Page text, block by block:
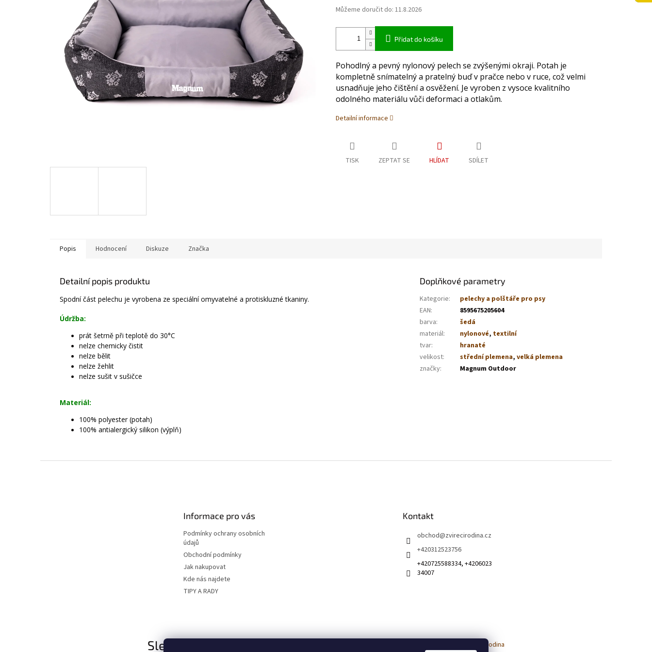
Můžeme doručit do: 11.8.2026
Přidat do košíku
Pohodlný a pevný nylonový pelech se zvýšenými okraji. Potah je
kompletně snímatelný a pratelný buď v pračce nebo v ruce, což velmi
usnadňuje jeho čištění a osvěžení. Je vyroben z vysoce kvalitního
odolného materiálu vůči deformaci a otlakům.
Detailní informace
TISK ZEPTAT SE HLÍDAT SDÍLET
Popis Hodnocení Diskuze Značka
Detailní popis produktu
Spodní část pelechu je vyrobena ze speciální omyvatelné a protiskluzné tkaniny.
Údržba:
prát šetrně při teplotě do 30°C
nelze chemicky čistit
nelze bělit
nelze žehlit
nelze sušit v sušičce
Materiál:
100% polyester (potah)
100% antialergický silikon (výplň)
Doplňkové parametry
Kategorie:
pelechy a polštáře pro psy
EAN:
8595675205604
barva:
šedá
materiál: nylonové, textilní
tvar:
hranaté
velikost: střední plemena,velká plemena
značky: Magnum Outdoor
Informace pro vás
Podmínky ochrany osobních
údajů
Obchodní podmínky
Jak nakupovat
Kde nás najdete
TIPY A RADY
Kontakt
obchod@zvirecirodina.cz
+420312523756
+420725588334, +4206023
34007
Sledujte nás na sociálních sítích